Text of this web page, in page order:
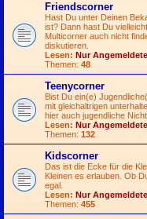
Friendscorner
Hast Du unter Deinen
ist? Dann hast Du
Multicorner auch nicht
diskutieren.
Lesen: Nur Angemeldete
Themen: 48
Teenycorner
Bist Du ein(e)
mit gleichaltrigen
hier auch jugendliche
Lesen: Nur Angemeldete
Themen: 132
Kidscorner
Das ist die Ecke für die
Kleinen es erlauben. Ob
egal.
Lesen: Nur Angemeldete
Themen: 455